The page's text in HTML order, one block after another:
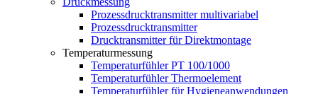
Prozessdrucktransmitter multivariabel
Prozessdrucktransmitter
Drucktransmitter für Direktmontage
Temperaturmessung
Temperaturfühler PT 100/1000
Temperaturfühler Thermoelement
Temperaturfühler für Hygieneanwendungen